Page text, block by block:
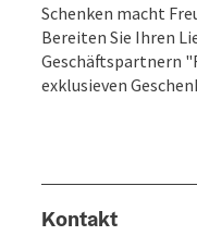
Schenken macht
Bereiten Sie Ihren
Geschäftspartnern
exklusieven
Kontakt